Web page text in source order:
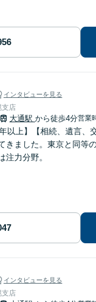
インタビューを見る
支店
大通駅 から徒歩4分営業
以上】【相続、遺言
きました。東京と同等
注力分野。
インタビューを見る
支店